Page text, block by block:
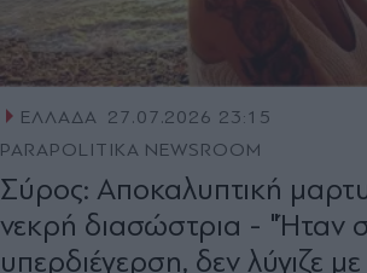
ΕΛΛΑΔΑ 27.07.2026 23:15
PARAPOLITIKA NEWSROOM
Σύρος: Αποκαλυπτική
νεκρή διασώστρια - "Ήταν
υπερδιέγερση, δεν λύγιζε με